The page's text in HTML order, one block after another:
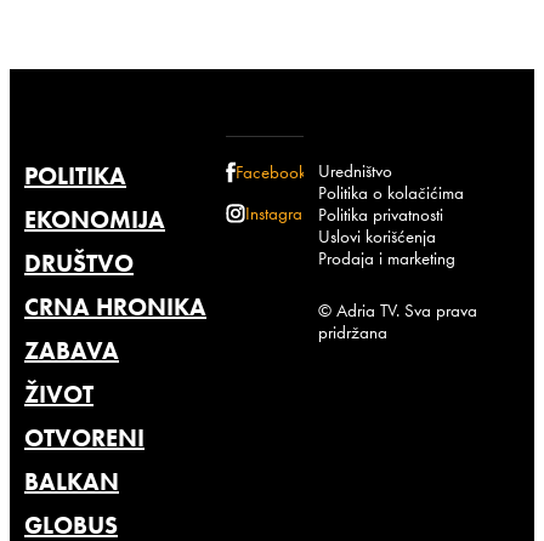
POLITIKA
EKONOMIJA
DRUŠTVO
CRNA HRONIKA
ZABAVA
ŽIVOT
OTVORENI
BALKAN
GLOBUS
Facebook
Instagram
Uredništvo
Politika o kolačićima
Politika privatnosti
Uslovi korišćenja
Prodaja i marketing
© Adria TV. Sva prava
pridržana